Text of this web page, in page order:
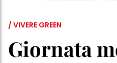
/ VIVERE GREEN
Giornata